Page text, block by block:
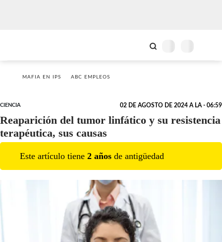
MAFIA EN IPS ABC EMPLEOS
CIENCIA 02 DE AGOSTO DE 2024 A LA - 06:59
Reaparición del tumor linfático y su resistencia
terapéutica, sus causas
Este artículo tiene 2 años de antigüedad